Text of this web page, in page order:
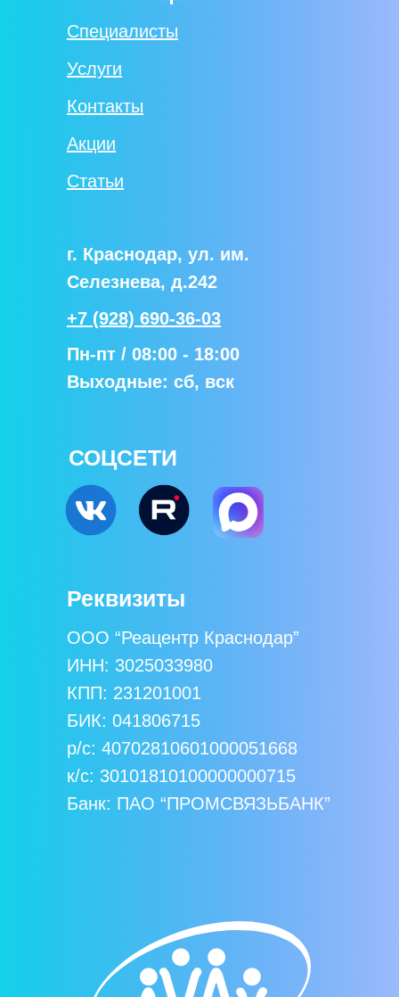
СОЦСЕТИ
г. Краснодар, ул. им.
Селезнева, д.242
Пн-пт / 08:00 - 18:00
Выходные: сб, вск
+7 (928) 690-36-03
Специалисты
Услуги
Контакты
Акции
Статьи
Реквизиты
ООО “Реацентр Краснодар”
ИНН: 3025033980
КПП: 231201001
БИК: 041806715
р/с: 40702810601000051668
к/c: 30101810100000000715
Банк: ПАО “ПРОМСВЯЗЬБАНК”